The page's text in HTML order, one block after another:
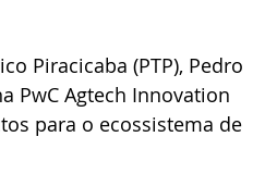
Piracicaba (PTP), Pedro
PwC Agtech Innovation
para o ecossistema de